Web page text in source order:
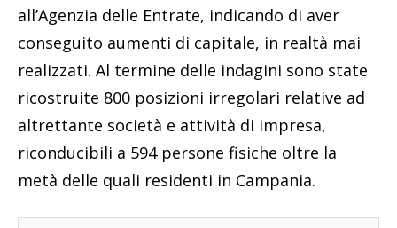
all’Agenzia delle Entrate, indicando di aver
conseguito aumenti di capitale, in realtà mai
realizzati. Al termine delle indagini sono state
ricostruite 800 posizioni irregolari relative ad
altrettante società e attività di impresa,
riconducibili a 594 persone fisiche oltre la
metà delle quali residenti in Campania.